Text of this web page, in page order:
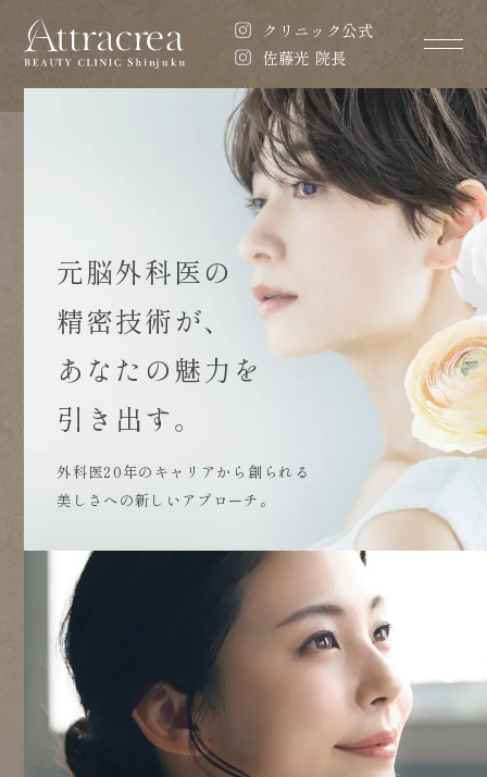
クリニック公式
佐藤光 院長
元脳外科医の
精密技術が、
あなたの魅力を
引き出す。
外科医20年のキャリアから創られる
美しさへの新しいアプローチ。